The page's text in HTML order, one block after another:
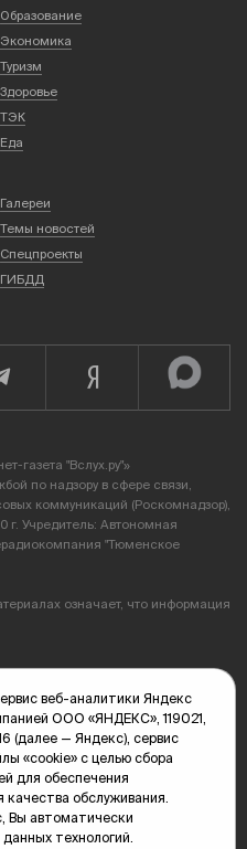
Образование
Экономика
Туризм
Здоровье
ТЭК
Еда
Галереи
Темы новостей
Спецпроекты
ГИБДД
газета "Вслух.ру"»
по надзору в сфере связи,
коммуникаций (Роскомнадзор),
Учредитель: Автономная
"Тюменское
означает, что информация
28А
веб-аналитики Яндекс
ООО «ЯНДЕКС», 119021,
(далее — Яндекс), сервис
«cookie» с целью сбора
для обеспечения
обслуживания.
Вы автоматически
технологий.